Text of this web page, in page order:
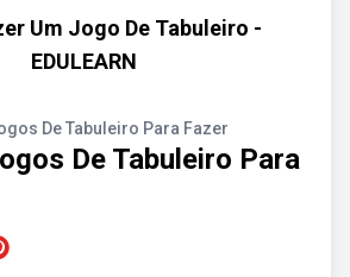
Um Jogo De Tabuleiro -
EDULEARN
De Tabuleiro Para Fazer
De Tabuleiro Para